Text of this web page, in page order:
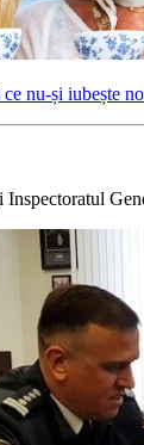
nu-și iubește